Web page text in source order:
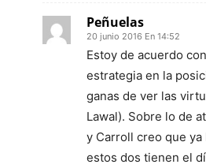
Peñuelas
20 junio 2016 En 14:52
Estoy de acuerdo
estrategia en la
ganas de ver las
Lawal). Sobre lo de
y Carroll creo que
estos dos tienen el